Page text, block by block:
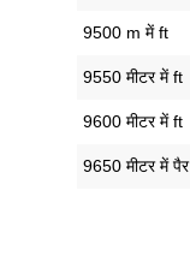
9500 m में ft
9550 मीटर में ft
9600 मीटर में ft
9650 मीटर में पैर